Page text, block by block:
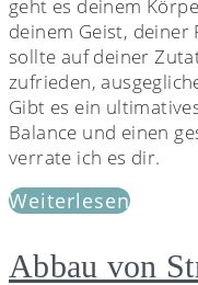
geht es deinem
deinem Geist, deiner
sollte auf deiner
zufrieden,
Gibt es ein
Balance und einen
verrate ich es dir.
Weiterlesen
Abbau von